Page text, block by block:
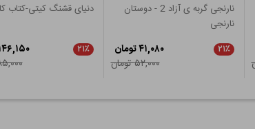
نارنجی گربه ی آزاد 2 - دوستان
نارنجی
۲۱٪
۴۱,۰۸۰ تومان
۵۲,۰۰۰ تومان
دنیای قشنگ کیتی-کتاب
۲۱٪
۱۴۶,۱۵۰
۱۸۵,۰۰۰